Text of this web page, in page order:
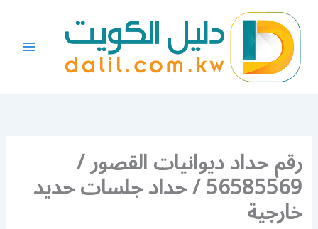
المحتوى
رقم حداد ديوانيات القصور /
56585569 / حداد جلسات حديد
خارجية